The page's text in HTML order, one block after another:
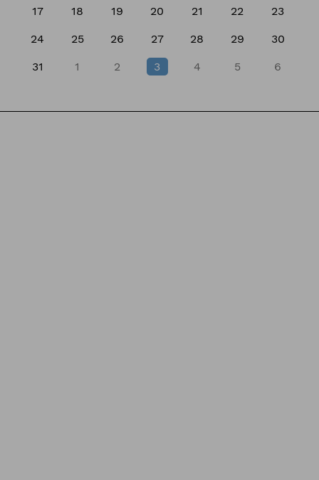
17 18 19 20 21 22 23
24 25 26 27 28 29 30
31 1 2 3 4 5 6